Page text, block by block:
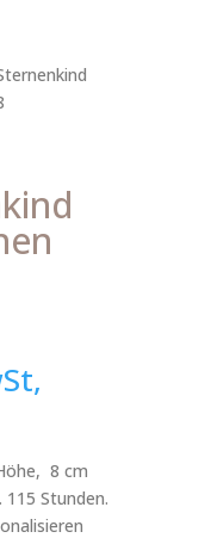
8 cm
Stunden.